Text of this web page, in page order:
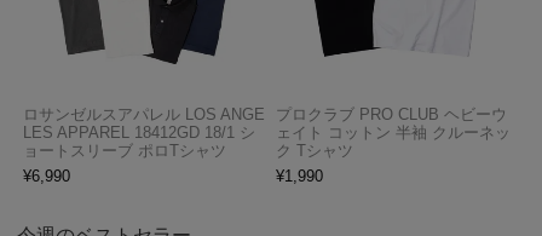
ロサンゼルスアパレル LOS ANGE
LES APPAREL 18412GD 18/1 シ
ョートスリーブ ポロTシャツ
¥6,990
プロクラブ PRO CLUB ヘビーウ
ェイト コットン 半袖 クルーネッ
ク Tシャツ
¥1,990